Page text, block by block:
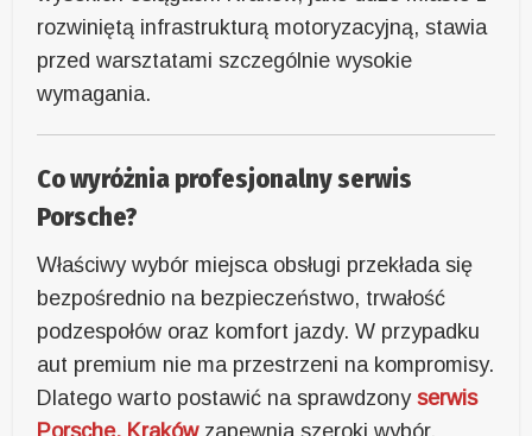
rozwiniętą infrastrukturą motoryzacyjną, stawia
przed warsztatami szczególnie wysokie
wymagania.
Co wyróżnia profesjonalny serwis
Porsche?
Właściwy wybór miejsca obsługi przekłada się
bezpośrednio na bezpieczeństwo, trwałość
podzespołów oraz komfort jazdy. W przypadku
aut premium nie ma przestrzeni na kompromisy.
Dlatego warto postawić na sprawdzonyserwis